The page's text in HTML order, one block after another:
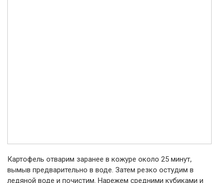
Картофель отварим заранее в кожуре около 25 минут,
вымыв предварительно в воде. Затем резко остудим в
ледяной воде и почистим. Нарежем средними кубиками и